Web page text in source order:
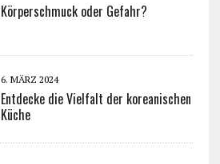
Körperschmuck oder Gefahr?
6. MÄRZ 2024
Entdecke die Vielfalt der koreanischen
Küche